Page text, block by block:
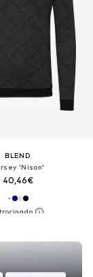
BLEND
'Nison'
40,46€